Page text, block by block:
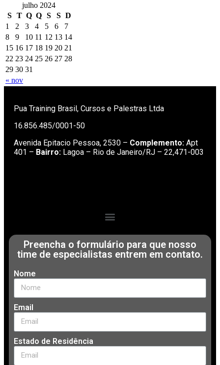
julho 2024
S
T Q Q S S D
« nov
1 2 3 4 5 6
7
8
9 10 11 12 13 14
15 16 17 18 19 20 21
22 23 24 25 26 27 28
29 30 31
Pua Training Brasil, Cursos e Palestras Ltda
16.856.485/0001-50
Avenida Epitacio Pessoa, 2530 – Complemento: Apt
401 – Bairro: Lagoa – Rio de Janeiro/RJ – 22,471-003
Preencha o formulário para que nosso
time de especialistas entrem em contato.
Nome
Email
Estado de Residência